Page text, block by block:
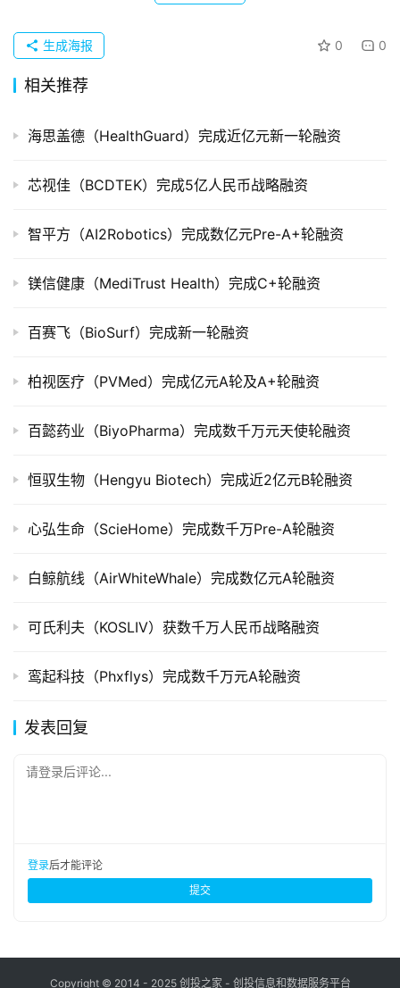
购
组
公
市
创
数
业
院
登录 0 0
生成海报
相关推荐
海思盖德（HealthGuard）完成近亿元新一轮融资
芯视佳（BCDTEK）完成5亿人民币战略融资
智平方（AI2Robotics）完成数亿元Pre-A+轮融资
镁信健康（MediTrust Health）完成C+轮融资
百赛飞（BioSurf）完成新一轮融资
柏视医疗（PVMed）完成亿元A轮及A+轮融资
百懿药业（BiyoPharma）完成数千万元天使轮融资
恒驭生物（Hengyu Biotech）完成近2亿元B轮融资
心弘生命（ScieHome）完成数千万Pre-A轮融资
白鲸航线（AirWhiteWhale）完成数亿元A轮融资
可氏利夫（KOSLIV）获数千万人民币战略融资
鸾起科技（Phxflys）完成数千万元A轮融资
发表回复
请登录后评论...
登录后才能评论
提交
Copyright © 2014 - 2025 创投之家 - 创投信息和数据服务平台